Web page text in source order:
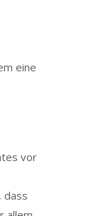
eine
vor
dass